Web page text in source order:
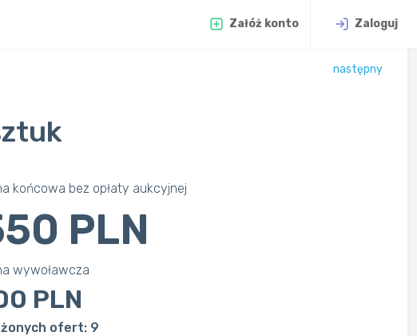
Załóż konto Zaloguj
następny
końcowa bez opłaty aukcyjnej
PLN
wywoławcza
PLN
ofert: 9